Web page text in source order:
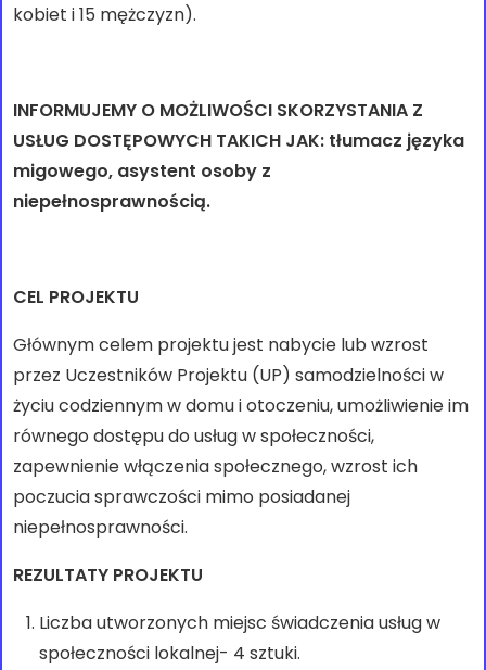
kobiet i 15 mężczyzn).
INFORMUJEMY O MOŻLIWOŚCI SKORZYSTANIA Z
USŁUG DOSTĘPOWYCH TAKICH JAK: tłumacz języka
migowego, asystent osoby z
niepełnosprawnością.
CEL PROJEKTU
Głównym celem projektu jest nabycie lub wzrost
przez Uczestników Projektu (UP) samodzielności w
życiu codziennym w domu i otoczeniu, umożliwienie im
równego dostępu do usług w społeczności,
zapewnienie włączenia społecznego, wzrost ich
poczucia sprawczości mimo posiadanej
niepełnosprawności.
REZULTATY PROJEKTU
Liczba utworzonych miejsc świadczenia usług w
społeczności lokalnej- 4 sztuki.